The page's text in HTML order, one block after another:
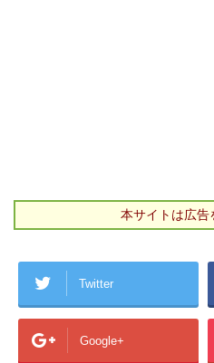
本サイトは広告
Twitter
Google+